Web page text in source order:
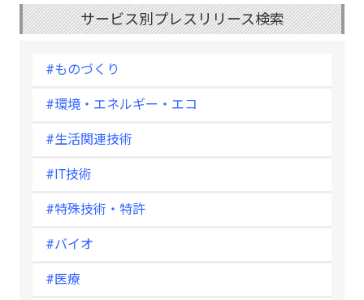
サービス別プレスリリース検索
#ものづくり
#環境・エネルギー・エコ
#生活関連技術
#IT技術
#特殊技術・特許
#バイオ
#医療